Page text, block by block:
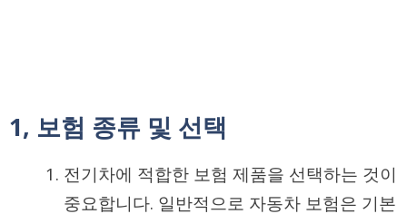
1, 보험 종류 및 선택
전기차에 적합한 보험 제품을 선택하는 것이
중요합니다. 일반적으로 자동차 보험은 기본